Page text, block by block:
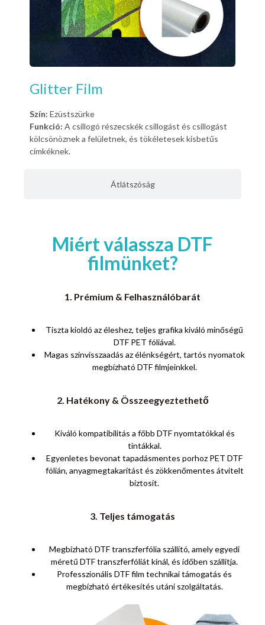
Átlátszóság
Glitter Film
Szín: Ezüstszürke
Funkció: A csillogó részecskék csillogást és csillogást
kölcsönöznek a felületnek, és tökéletesek kisbetűs
címkéknek.
Miért válassza DTF
filmünket?
1. Prémium & Felhasználóbarát
Tiszta kioldó az éleshez, teljes grafika kiváló minőségű
DTF PET fóliával.
Magas színvisszaadás az élénkségért, tartós nyomatok
megbízható DTF filmjeinkkel.
2. Hatékony & Összeegyeztethető
Kiváló kompatibilitás a főbb DTF nyomtatókkal és
tintákkal.
Egyenletes bevonat tapadásmentes porhoz PET DTF
fólián, anyagmegtakarítást és zökkenőmentes átvitelt
biztosít.
3. Teljes támogatás
Megbízható DTF transzferfólia szállító, amely egyedi
méretű DTF transzferfóliát kínál, és időben szállítja.
Professzionális DTF film technikai támogatás és
megbízható értékesítés utáni szolgáltatás.